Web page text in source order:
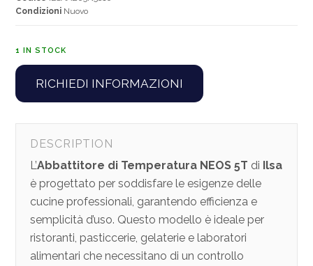
Condizioni Nuovo
1 IN STOCK
RICHIEDI INFORMAZIONI
DESCRIPTION
L’Abbattitore di Temperatura NEOS 5T di Ilsa
è progettato per soddisfare le esigenze delle
cucine professionali, garantendo efficienza e
semplicità d’uso. Questo modello è ideale per
ristoranti, pasticcerie, gelaterie e laboratori
alimentari che necessitano di un controllo